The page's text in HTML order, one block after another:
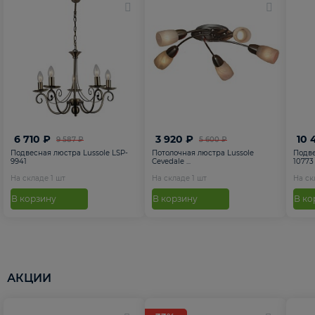
9 587 ₽
6 710 ₽
Подвесная люстра Lussole LSP-
9941
На складе 1 шт
В корзину
5 600 ₽
3 920 ₽
Потолочная люстра Lussole
Cevedale ...
На складе 1 шт
В корзину
10
10773
На
В
АКЦИИ